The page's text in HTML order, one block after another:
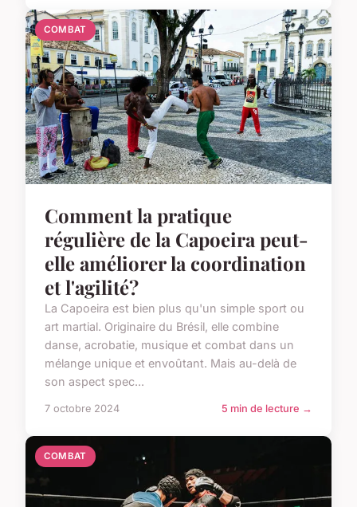
COMBAT
Comment la pratique
régulière de la Capoeira peut-
elle améliorer la coordination
et l'agilité?
La Capoeira est bien plus qu'un simple sport ou
art martial. Originaire du Brésil, elle combine
danse, acrobatie, musique et combat dans un
mélange unique et envoûtant. Mais au-delà de
son aspect spec...
7 octobre 2024 5 min de lecture →
COMBAT